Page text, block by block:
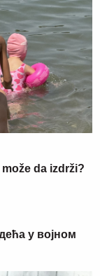
da izdrži?
у војном